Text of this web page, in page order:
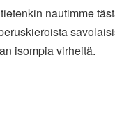
nautimme
isompia virheitä.